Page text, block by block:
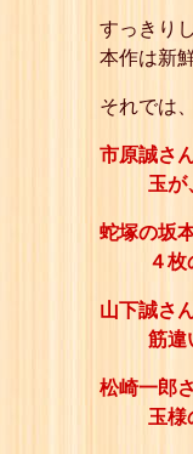
すっきり
本作は新
それでは
市原誠さ
玉が
蛇塚の坂
４
山下誠さ
筋違
松崎一郎
玉様